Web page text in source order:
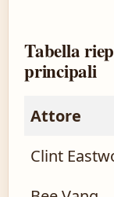
Tabella
principali
Attore
Clint